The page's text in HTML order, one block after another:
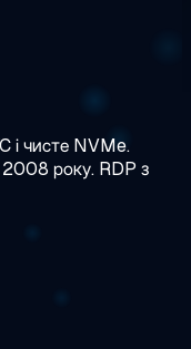
і чисте NVMe.
року. RDP з